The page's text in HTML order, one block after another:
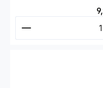
Quantité de